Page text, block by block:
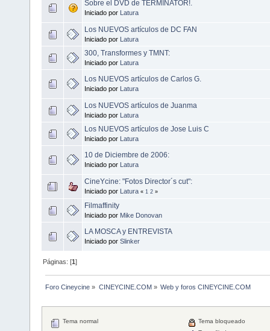
Sobre el DVD de TERMINATOR!.
Iniciado por Latura
Los NUEVOS artículos de DC FAN
Iniciado por Latura
300, Transformes y TMNT:
Iniciado por Latura
Los NUEVOS artículos de Carlos G.
Iniciado por Latura
Los NUEVOS artículos de Juanma
Iniciado por Latura
Los NUEVOS artículos de Jose Luis C
Iniciado por Latura
10 de Diciembre de 2006:
Iniciado por Latura
CineYcine: "Fotos Director´s cut":
Iniciado por Latura « 1 2 »
Filmaffinity
Iniciado por Mike Donovan
LA MOSCA y ENTREVISTA
Iniciado por Slinker
Páginas: [1]
Foro Cineycine » CINEYCINE.COM» Web y foros CINEYCINE.COM
Tema normal
Tema bloqueado